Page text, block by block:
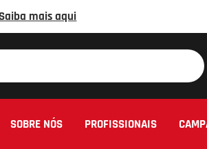
mais aqui
SOBRE NÓS PROFISSIONAIS